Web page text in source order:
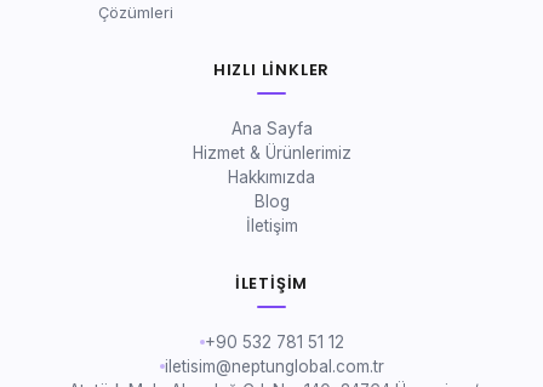
Çözümleri
HIZLI LINKLER
Ana Sayfa
Hizmet & Ürünlerimiz
Hakkımızda
Blog
İletişim
İLETIŞIM
+90 532 781 51 12
iletisim@neptunglobal.com.tr